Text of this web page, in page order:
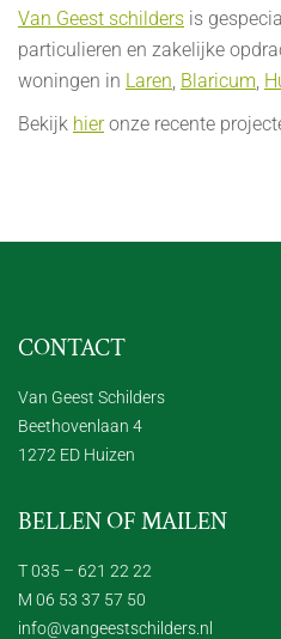
Van Geest schilders is
particulieren en zakelijke
woningen in Laren, Blaricum,
Bekijk hieronze recente
CONTACT
Van Geest Schilders
Beethovenlaan 4
1272 ED Huizen
BELLEN OF MAILEN
T 035 – 621 22 22
M 06 53 37 57 50
info@vangeestschilders.nl